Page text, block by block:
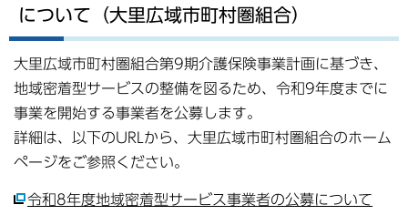
について（大里広域市町村圏組合）
大里広域市町村圏組合第9期介護保険事業計画に基づき、
地域密着型サービスの整備を図るため、令和9年度までに
事業を開始する事業者を公募します。
詳細は、以下のURLから、大里広域市町村圏組合のホーム
ページをご参照ください。
令和8年度地域密着型サービス事業者の公募について